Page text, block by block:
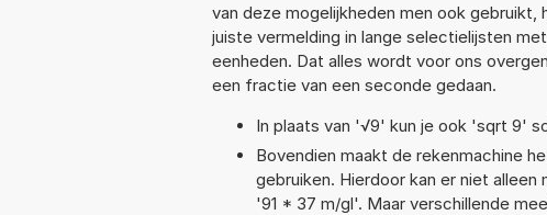
van deze mogelijkheden men ook
juiste vermelding in lange selectielijsten
eenheden. Dat alles wordt voor ons
een fractie van een seconde gedaan.
In plaats van '√9' kun je ook 'sqrt 9'
Bovendien maakt de rekenmachine
gebruiken. Hierdoor kan er niet
'91 * 37 m/gl'. Maar verschillende